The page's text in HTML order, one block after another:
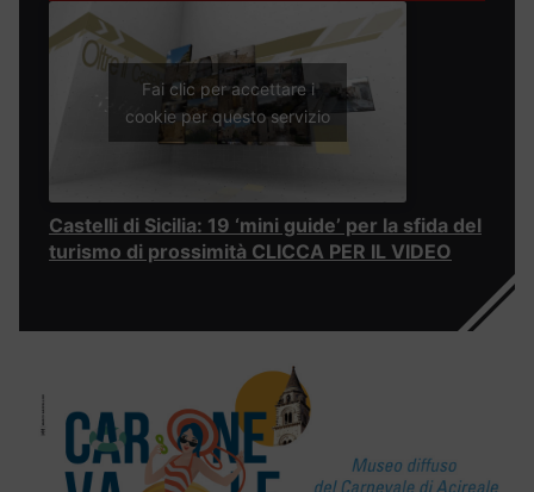
Fai clic per accettare i
cookie per questo servizio
Castelli di Sicilia: 19 ‘mini guide’ per la sfida del
turismo di prossimità CLICCA PER IL VIDEO